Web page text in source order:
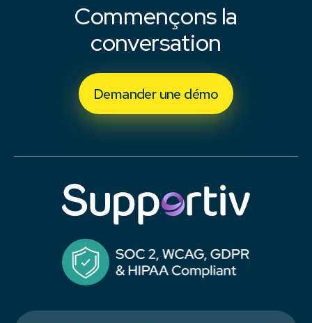
Commençons la
conversation
Demander une démo